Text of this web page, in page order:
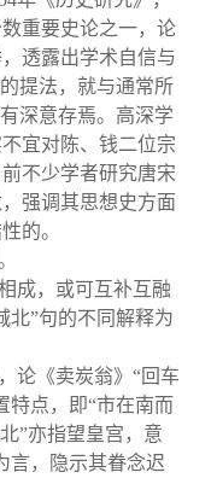
重要史论之一，论
透露出学术自信与
提法，就与通常所
深意存焉。高深学
宜对陈、钱二位宗
不少学者研究唐宋
强调其思想史方面
的。
成，或可互补互融
北”句的不同解释为
论《卖炭翁》“回车
特点，即“市在南而
”亦指望皇宫，意
言，隐示其眷念迟